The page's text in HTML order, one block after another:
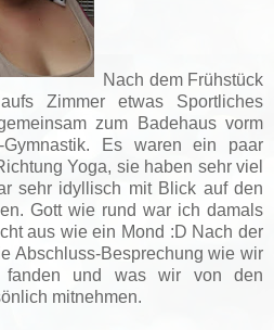
Nach dem Frühstück
Zimmer etwas Sportliches
zum Badehaus vorm
Es waren ein paar
Yoga, sie haben sehr viel
sehr idyllisch mit Blick auf den
Gott wie rund war ich damals
aus wie ein Mond :D Nach der
Abschluss-Besprechung wie wir
fanden und was wir von den
mitnehmen.